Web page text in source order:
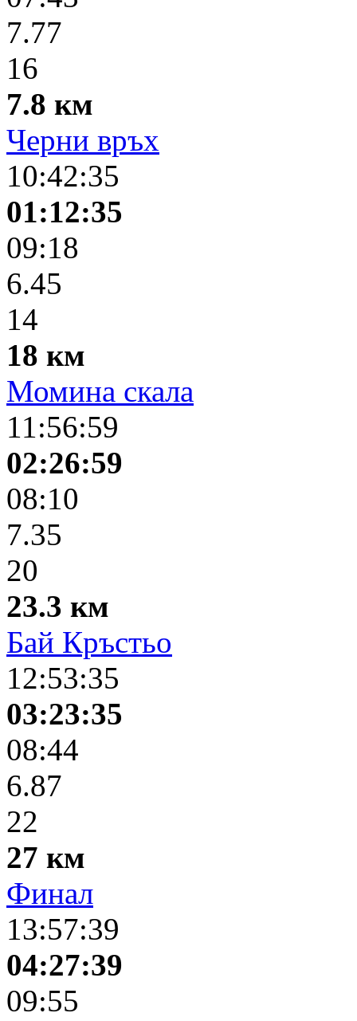
7.77
16
7.8 км
Черни връх
10:42:35
01:12:35
09:18
6.45
14
18 км
Момина скала
11:56:59
02:26:59
08:10
7.35
20
23.3 км
Бай Кръстьо
12:53:35
03:23:35
08:44
6.87
22
27 км
Финал
13:57:39
04:27:39
09:55